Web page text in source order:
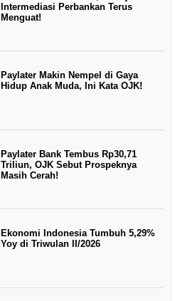
Intermediasi Perbankan Terus
Menguat!
Paylater Makin Nempel di Gaya
Hidup Anak Muda, Ini Kata OJK!
Paylater Bank Tembus Rp30,71
Triliun, OJK Sebut Prospeknya
Masih Cerah!
Ekonomi Indonesia Tumbuh 5,29%
Yoy di Triwulan II/2026